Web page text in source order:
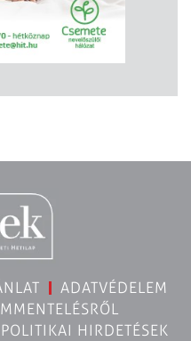
ADATVÉDELEM
POLITIKAI HIRDETÉSEK